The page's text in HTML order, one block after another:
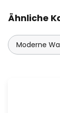
Ähnliche
Moderne